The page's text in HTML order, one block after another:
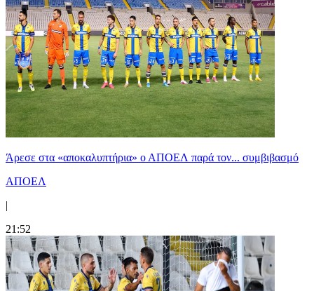
Άρεσε στα «αποκαλυπτήρια» ο ΑΠΟΕΛ παρά τον... συμβιβασμό
ΑΠΟΕΛ
|
21:52